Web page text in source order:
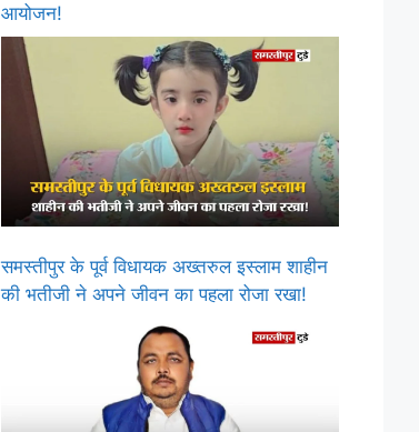
आयोजन!
समस्तीपुर के पूर्व विधायक अख्तरुल इस्लाम शाहीन
की भतीजी ने अपने जीवन का पहला रोजा रखा!